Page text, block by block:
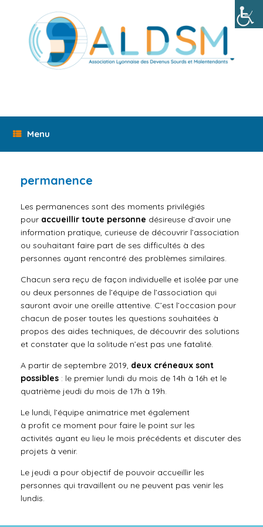
Menu
permanence
Les permanences sont des moments privilégiés
pour accueillir toute personne désireuse d’avoir une
information pratique, curieuse de découvrir l’association
ou souhaitant faire part de ses difficultés à des
personnes ayant rencontré des problèmes similaires.
Chacun sera reçu de façon individuelle et isolée par une
ou deux personnes de l’équipe de l’association qui
sauront avoir une oreille attentive. C’est l’occasion pour
chacun de poser toutes les questions souhaitées à
propos des aides techniques, de découvrir des solutions
et constater que la solitude n’est pas une fatalité.
A partir de septembre 2019, deux créneaux sont
possibles : le premier lundi du mois de 14h à 16h et le
quatrième jeudi du mois de 17h à 19h.
Le lundi, l’équipe animatrice met également
à profit ce moment pour faire le point sur les
activités ayant eu lieu le mois précédents et discuter des
projets à venir.
Le jeudi a pour objectif de pouvoir accueillir les
personnes qui travaillent ou ne peuvent pas venir les
lundis.